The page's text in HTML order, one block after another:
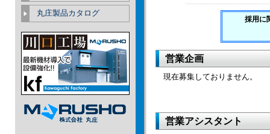
丸庄製品カタログ
採用に
営業企画
現在募集しておりません。
営業アシスタント